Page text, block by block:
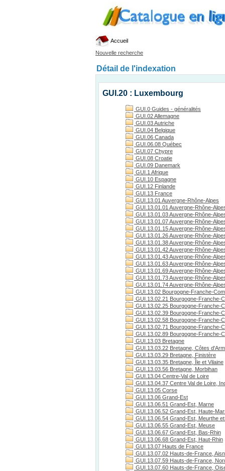
Accueil
Nouvelle recherche
Détail de l'indexation
GUI.20 : Luxembourg
GUI.0 Guides - généralités
GUI.02 Allemagne
GUI.03 Autriche
GUI.04 Belgique
GUI.06 Canada
GUI.06.08 Québec
GUI.07 Chypre
GUI.08 Croatie
GUI.09 Danemark
GUI.1 Afrique
GUI.10 Espagne
GUI.12 Finlande
GUI.13 France
GUI.13.01 Auvergne-Rhône-Alpes
GUI.13.01.01 Auvergne-Rhône-
GUI.13.01.03 Auvergne-Rhône-
GUI.13.01.07 Auvergne-Rhône-
GUI.13.01.15 Auvergne-Rhône-
GUI.13.01.26 Auvergne-Rhône-
GUI.13.01.38 Auvergne-Rhône-
GUI.13.01.42 Auvergne-Rhône-
GUI.13.01.43 Auvergne-Rhône-
GUI.13.01.63 Auvergne-Rhône-
GUI.13.01.69 Auvergne-Rhône-
GUI.13.01.73 Auvergne-Rhône-
GUI.13.01.74 Auvergne-Rhône-
GUI.13.02 Bourgogne-Franche-
GUI.13.02.21 Bourgogne-Franche-
GUI.13.02.25 Bourgogne-Franche-
GUI.13.02.39 Bourgogne-Franche-
GUI.13.02.58 Bourgogne-Franche-
GUI.13.02.71 Bourgogne-Franche-
GUI.13.02.89 Bourgogne-Franche-
GUI.13.03 Bretagne
GUI.13.03.22 Bretagne, Côtes
GUI.13.03.29 Bretagne, Finistère
GUI.13.03.35 Bretagne, Île et Vilaine
GUI.13.03.56 Bretagne, Morbihan
GUI.13.04 Centre-Val de Loire
GUI.13.04.37 Centre Val de Loire,
GUI.13.05 Corse
GUI.13.06 Grand-Est
GUI.13.06.51 Grand-Est, Marne
GUI.13.06.52 Grand-Est, Haute-
GUI.13.06.54 Grand-Est, Meurthe
GUI.13.06.55 Grand-Est, Meuse
GUI.13.06.67 Grand-Est, Bas-Rhin
GUI.13.06.68 Grand-Est, Haut-Rhin
GUI.13.07 Hauts de France
GUI.13.07.02 Hauts-de-France,
GUI.13.07.59 Hauts-de-France,
GUI.13.07.60 Hauts-de-France,